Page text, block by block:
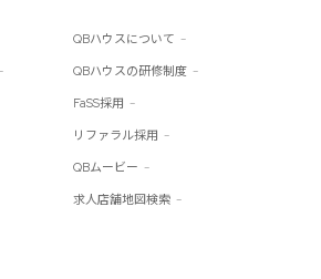
QBハウスについて
QBハウスの研修制度
FaSS採用
リファラル採用
QBムービー
求人店舗地図検索